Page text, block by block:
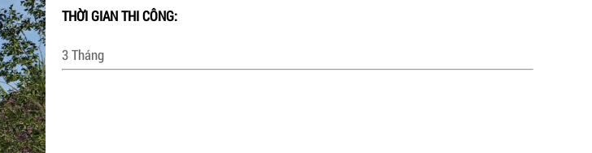
THỜI GIAN THI CÔNG:
3 Tháng